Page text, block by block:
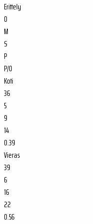
Erittely
O
M
S
P
P/O
Koti
36
5
9
14
0.39
Vieras
39
6
16
22
0.56